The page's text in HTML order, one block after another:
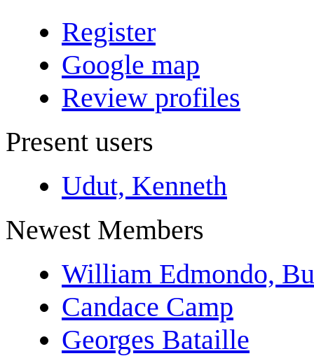
Register
Google map
Review profiles
Present users
Udut, Kenneth
Newest Members
William Edmondo,
Candace Camp
Georges Bataille